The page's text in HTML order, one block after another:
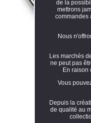
de la
mettrons
commandes
Nous
Les marchés
ne peut pas
En raison
Vous
Depuis la
de qualité au